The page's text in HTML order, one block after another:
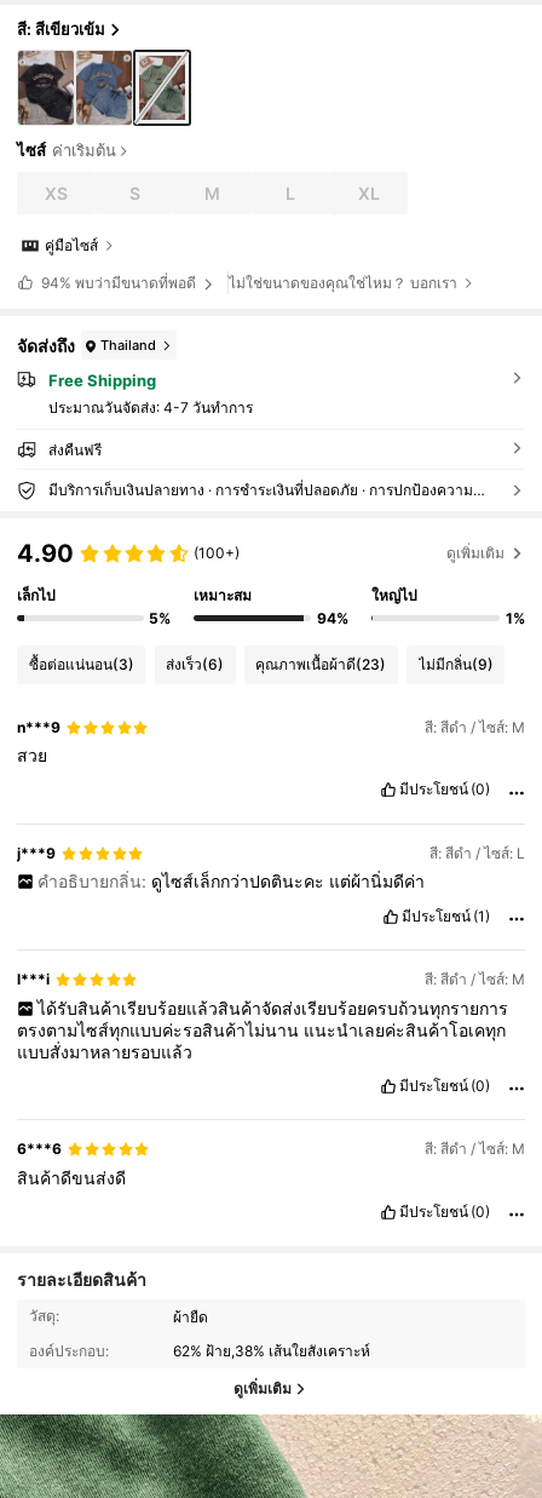
Basic Fashion Y2K, Olive Green Fitted Crew N
eck Short Sleeve Washed T-Shirt And Shorts
ชุดหรูหรา
สี: สีเขียวเข้ม
ไซส์ ค่าเริ่มต้น
XS S M L XL
คู่มือไซส์
94% พบว่ามีขนาดที่พอดี ไม่ใช่ขนาดของคุณใช่ไหม？ บอกเรา
จัดส่งถึง Thailand
Free Shipping
ประมาณวันจัดส่ง: 4-7 วันทำการ
ส่งคืนฟรี
มีบริการเก็บเงินปลายทาง · การชำระเงินที่ปลอดภัย · การปกป้องความเป็นส่วนตัว
4.90 (100+) ดูเพิ่มเติม
เล็กไป
5%
เหมาะสม
94%
ใหญ่ไป
1%
ซื้อต่อแน่นอน(3) ส่งเร็ว(6) คุณภาพเนื้อผ้าดี(23) ไม่มีกลิ่น(9)
n***9 สี: สีดำ / ไซส์: M
สวย
มีประโยชน์ (0)
j***9 สี: สีดำ / ไซส์: L
คำอธิบายกลิ่น: ดูไซส์เล็กกว่าปดตินะคะ แต่ผ้านิ่มดีค่า
มีประโยชน์ (1)
l***i สี: สีดำ / ไซส์: M
ได้รับสินค้าเรียบร้อยแล้วสินค้าจัดส่งเรียบร้อยครบถ้วนทุกรายการ
ตรงตามไซส์ทุกแบบค่ะรอสินค้าไม่นาน แนะนำเลยค่ะสินค้าโอเคทุก
แบบสั่งมาหลายรอบแล้ว
มีประโยชน์ (0)
6***6 สี: สีดำ / ไซส์: M
สินค้าดีขนส่งดี
มีประโยชน์ (0)
รายละเอียดสินค้า
วัสดุ:
ผ้ายืด
องค์ประกอบ:
62% ฝ้าย,38% เส้นใยสังเคราะห์
ดูเพิ่มเติม